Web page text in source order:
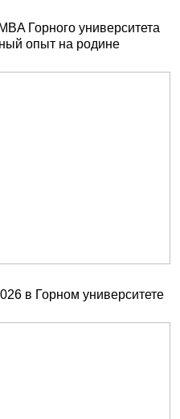
Горного университета
опыт на родине
в Горном университете